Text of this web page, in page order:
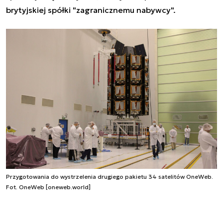
brytyjskiej spółki "zagranicznemu nabywcy".
Przygotowania do wystrzelenia drugiego pakietu 34 satelitów OneWeb.
Fot. OneWeb [oneweb.world]